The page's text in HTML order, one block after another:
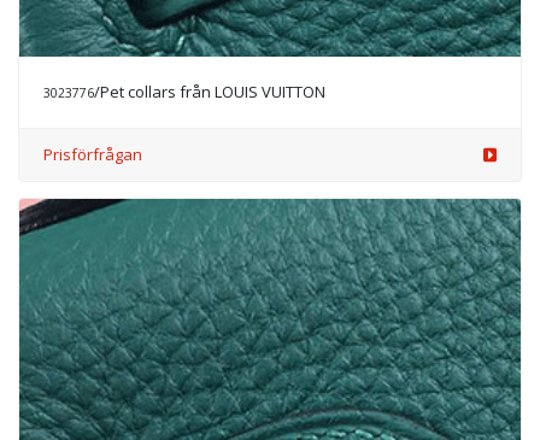
3023776/Pet collars från LOUIS VUITTON
Prisförfrågan